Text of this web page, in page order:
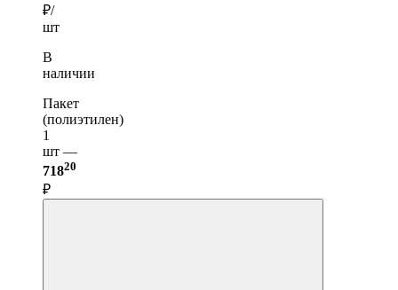
₽/
шт
В
наличии
Пакет
(полиэтилен)
1
шт —
71820
₽